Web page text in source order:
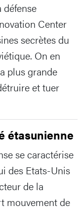
défense
Center
secrètes du
On en
plus grande
et tuer
étasunienne
se caractérise
des Etats-Unis
de la
mouvement de